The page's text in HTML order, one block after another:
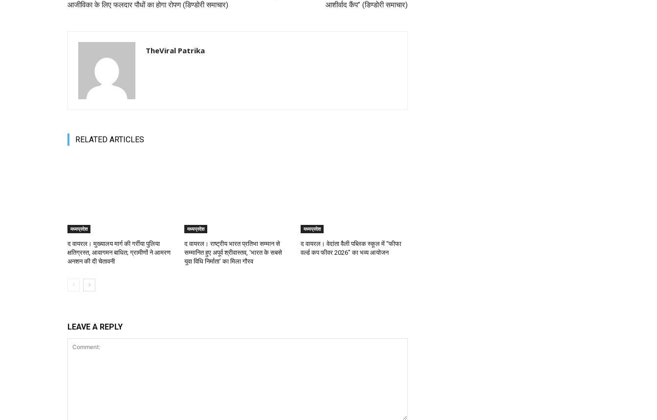
आजीविका के लिए फलदार पौधों का होगा रोपण (डिण्डोरी समाचार)
आशीर्वाद कैंप” (डिण्डोरी समाचार)
TheViral Patrika
RELATED ARTICLES
मध्यप्रदेश
द वायरल। मुख्यालय मार्ग की गर्रीया पुलिया
क्षतिग्रस्त, आवागमन बाधित; ग्रामीणों ने आमरण
अनशन की दी चेतावनी
मध्यप्रदेश
द वायरल। राष्ट्रीय भारत प्रतिभा सम्मान से
सम्मानित हुए अपूर्व श्रीवास्तव, ‘भारत के सबसे
युवा विधि निर्माता’ का मिला गौरव
मध्यप्रदेश
द वायरल। वेदांता वैली पब्लिक स्कूल में “फीफा
वर्ल्ड कप फीवर 2026” का भव्य आयोजन
LEAVE A REPLY